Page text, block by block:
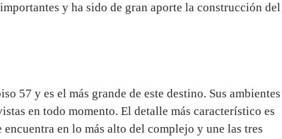
y ha sido de gran aporte la construcción del
57 y es el más grande de este destino. Sus ambientes
en todo momento. El detalle más característico es
encuentra en lo más alto del complejo y une las tres